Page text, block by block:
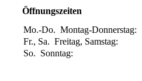
Öffnungszeiten
Mo.-Do. Montag-Donnerstag:
Fr., Sa. Freitag, Samstag:
So. Sonntag: